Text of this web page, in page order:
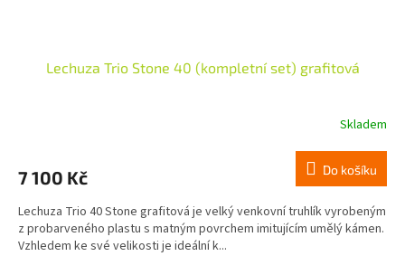
Lechuza Trio Stone 40 (kompletní set) grafitová
Skladem
7 100 Kč Do košíku
Lechuza Trio 40 Stone grafitová je velký venkovní truhlík vyrobeným
z probarveného plastu s matným povrchem imitujícím umělý kámen.
Vzhledem ke své velikosti je ideální k...